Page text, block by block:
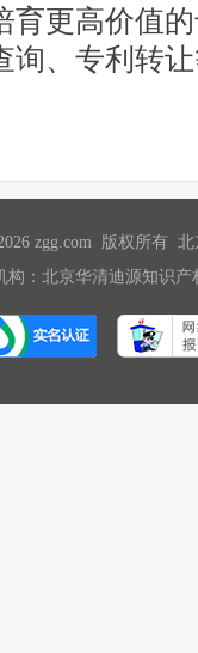
育更高价值
询、专利转
zgg.com 版权所有
构：北京华清迪源知识